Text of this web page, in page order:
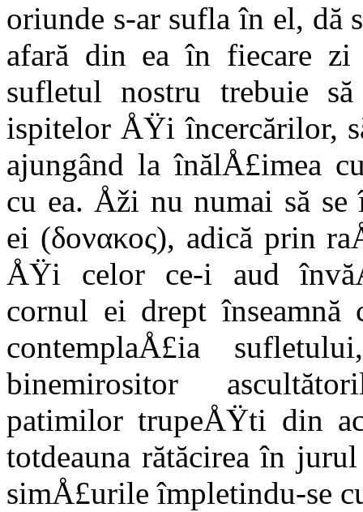
oriunde s-ar sufla în el, dă
afară din ea în fiecare
sufletul nostru trebuie
ispitelor ÅŸi încercărilor,
ajungând la înălÅ£imea
cu ea. Åži nu numai să
ei (δονακος), adică prin
ÅŸi celor ce-i aud
cornul ei drept
contemplaÅ£ia
binemirositor
patimilor trupeÅŸti din
totdeauna rătăcirea în
simÅ£urile împletindu-se